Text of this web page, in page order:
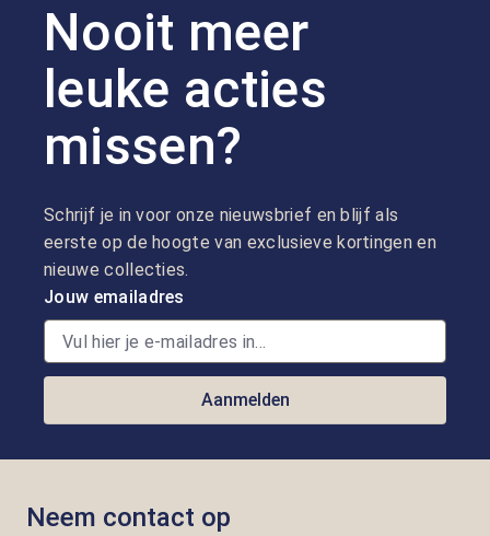
Nooit meer
leuke acties
missen?
Schrijf je in voor onze nieuwsbrief en blijf als
eerste op de hoogte van exclusieve kortingen en
nieuwe collecties.
Jouw emailadres
Aanmelden
Neem contact op